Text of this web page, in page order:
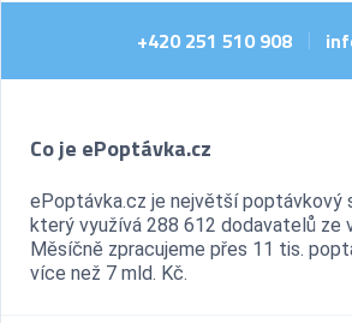
+420 251 510 908 |
Co je ePoptávka.cz
ePoptávka.cz je největší poptávkový
který využívá 288 612 dodavatelů ze
Měsíčně zpracujeme přes 11 tis.
více než 7 mld. Kč.